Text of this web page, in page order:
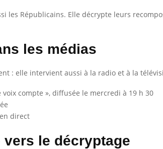
les Républicains. Elle décrypte leurs
les médias
: elle intervient aussi à la radio et à la
voix compte », diffusée le mercredi à 19 h 30
direct
le décryptage